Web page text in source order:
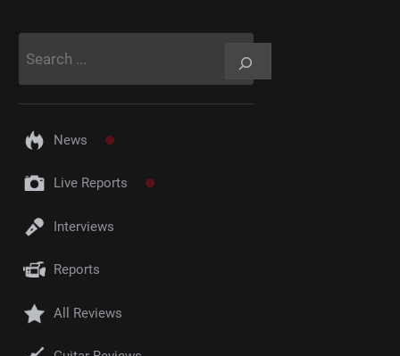
News
Live Reports
Interviews
Reports
All Reviews